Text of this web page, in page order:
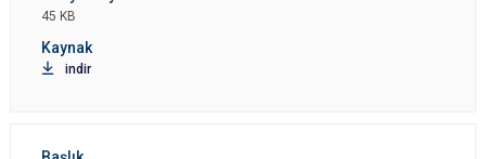
45 KB
indir